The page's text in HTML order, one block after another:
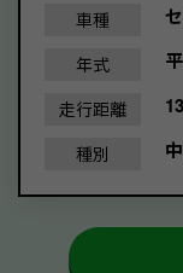
車種
年式
走行距離
種別